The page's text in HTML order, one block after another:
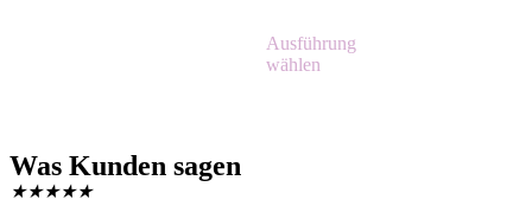
Ausführung
wählen
Was Kunden sagen
★★★★★